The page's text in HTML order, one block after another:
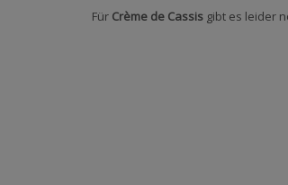
Für Crème de Cassis gibt es leider